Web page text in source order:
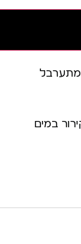
מתערבל
במים